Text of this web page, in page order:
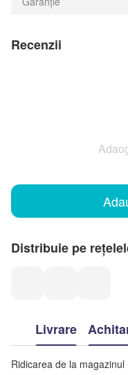
Recenzii
Distribuie pe
Livrare
Ridicarea de la